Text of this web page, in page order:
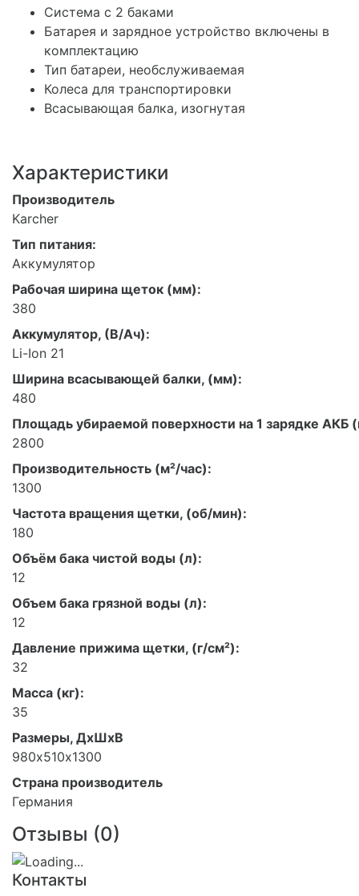
Система с 2 баками
Батарея и зарядное устройство включены в
комплектацию
Тип батареи, необслуживаемая
Колеса для транспортировки
Всасывающая балка, изогнутая
Характеристики
Производитель
Karcher
Тип питания:
Аккумулятор
Рабочая ширина щеток (мм):
380
Аккумулятор, (В/Ач):
Li-Ion 21
Ширина всасывающей балки, (мм):
480
Площадь убираемой поверхности на 1 зарядке АКБ
2800
Производительность (м²/час):
1300
Частота вращения щетки, (об/мин):
180
Объём бака чистой воды (л):
12
Объем бака грязной воды (л):
12
Давление прижима щетки, (г/см²):
32
Масса (кг):
35
Размеры, ДхШхВ
980х510х1300
Страна производитель
Германия
Отзывы (0)
Контакты